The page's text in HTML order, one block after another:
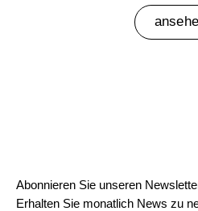
Abonnieren Sie unseren
Erhalten Sie monatlich News zu